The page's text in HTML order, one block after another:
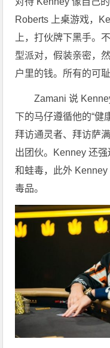
Roberts 上桌游戏，
上，打伙牌下黑手。
型派对，假装亲密，
户里的钱。所有的可
Zamani 说
下的马仔遵循他的“健
拜访通灵者、拜访萨
出团伙。Kenney 还
和蛙毒，此外
毒品。